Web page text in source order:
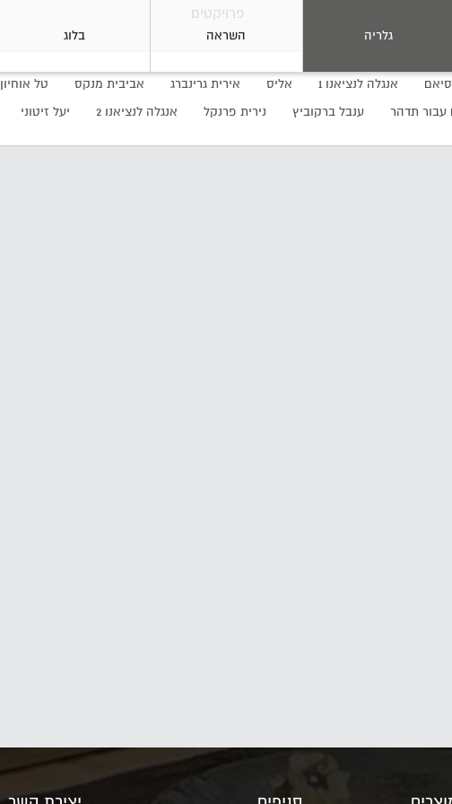
גלריה השראה בלוג
פרויקטים
טל אוחיון אביבית מנקס אירית גרינברג אליס אנגלה לנציאנו 1 סיאם
יעל זיטוני אנגלה לנציאנו 2 נירית פרנקל ענבל ברקוביץ עבור תדהר